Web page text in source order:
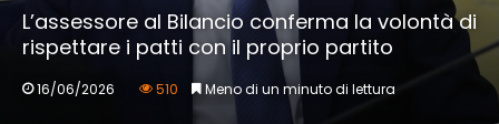
L’assessore al Bilancio conferma la volontà di
rispettare i patti con il proprio partito
16/06/2026 510 Meno di un minuto di lettura